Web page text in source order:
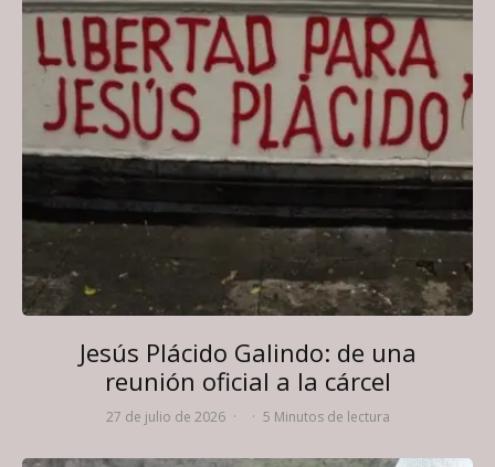
Jesús Plácido Galindo: de una
reunión oficial a la cárcel
27 de julio de 2026 · · 5 Minutos de lectura